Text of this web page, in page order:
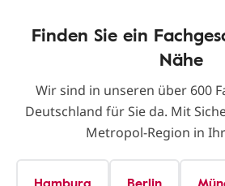
Finden Sie ein
Nähe
Wir sind in unseren über 600
Deutschland für Sie da. Mit
Metropol-Region in